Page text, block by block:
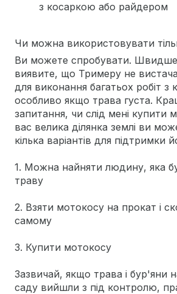
з косаркою або райдером
Чи можна використовувати
Ви можете спробувати. Швидше
виявите, що Тримеру не
для виконання багатьох робіт з
особливо якщо трава густа.
запитання, чи слід мені купити
вас велика ділянка землі ви
кілька варіантів для підтримки
1. Можна найняти людину, яка
траву
2. Взяти мотокосу на прокат і
самому
3. Купити мотокосу
Зазвичай, якщо трава і бур'яни
саду вийшли з під контролю,